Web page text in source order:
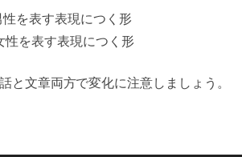
を表す表現につく形
を表す表現につく形
文章両方で変化に注意しましょう。